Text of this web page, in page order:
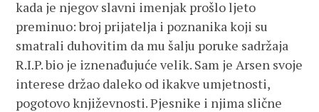
kada je njegov slavni imenjak prošlo ljeto
preminuo: broj prijatelja i poznanika koji su
smatrali duhovitim da mu šalju poruke sadržaja
R.I.P. bio je iznenađujuće velik. Sam je Arsen svoje
interese držao daleko od ikakve umjetnosti,
pogotovo književnosti. Pjesnike i njima slične